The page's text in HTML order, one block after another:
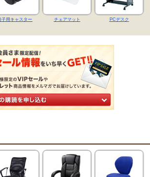
子用キャスター チェアマット PCデスク